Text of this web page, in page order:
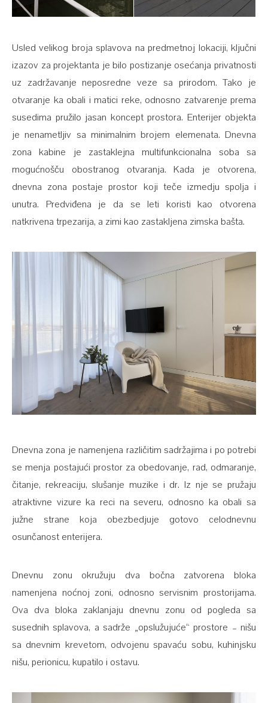
Usled velikog broja splavova na predmetnoj lokaciji, ključni
izazov za projektanta je bilo postizanje osećanja privatnosti
uz zadržavanje neposredne veze sa prirodom. Tako je
otvaranje ka obali i matici reke, odnosno zatvarenje prema
susedima pružilo jasan koncept prostora. Enterijer objekta
je nenametljiv sa minimalnim brojem elemenata. Dnevna
zona kabine je zastaklejna multifunkcionalna soba sa
mogućnošču obostranog otvaranja. Kada je otvorena,
dnevna zona postaje prostor koji teče izmedju spolja i
unutra. Predviđena je da se leti koristi kao otvorena
natkrivena trpezarija, a zimi kao zastakljena zimska bašta.
Dnevna zona je namenjena različitim sadržajima i po potrebi
se menja postajući prostor za obedovanje, rad, odmaranje,
čitanje, rekreaciju, slušanje muzike i dr. Iz nje se pružaju
atraktivne vizure ka reci na severu, odnosno ka obali sa
južne strane koja obezbedjuje gotovo celodnevnu
osunčanost enterijera.
Dnevnu zonu okružuju dva bočna zatvorena bloka
namenjena noćnoj zoni, odnosno servisnim prostorijama.
Ova dva bloka zaklanjaju dnevnu zonu od pogleda sa
susednih splavova, a sadrže „opslužujuće“ prostore – nišu
sa dnevnim krevetom, odvojenu spavaću sobu, kuhinjsku
nišu, perionicu, kupatilo i ostavu.